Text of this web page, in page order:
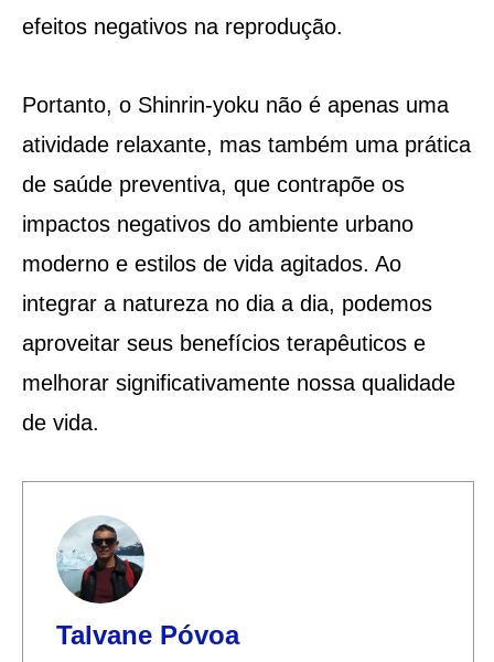
efeitos negativos na reprodução​​.
Portanto, o Shinrin-yoku não é apenas uma
atividade relaxante, mas também uma prática
de saúde preventiva, que contrapõe os
impactos negativos do ambiente urbano
moderno e estilos de vida agitados. Ao
integrar a natureza no dia a dia, podemos
aproveitar seus benefícios terapêuticos e
melhorar significativamente nossa qualidade
de vida.
Talvane Póvoa